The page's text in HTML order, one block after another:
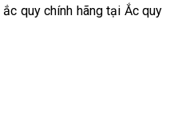
quy chính hãng tại Ắc quy